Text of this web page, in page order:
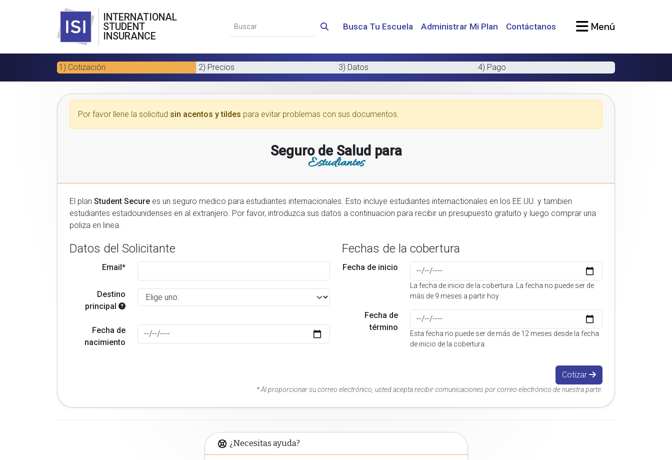
INTERNATIONAL
STUDENT
INSURANCE
Busca Tu Escuela Administrar Mi Plan Contáctanos Menú
1) Cotización 2) Precios 3) Datos 4) Pago
Por favor llene la solicitud sin acentos y tildes para evitar problemas con sus documentos.
Seguro de Salud para
Estudiantes
El plan Student Secure es un seguro medico para estudiantes internacionales. Esto incluye estudiantes internactionales en los EE.UU. y tambien
estudiantes estadounidenses en al extranjero. Por favor, introduzca sus datos a continuacion para recibir un presupuesto gratuito y luego comprar una
poliza en linea.
Datos del Solicitante
Email*
Destino
principal
Fecha de
nacimiento
Fechas de la cobertura
Fecha de inicio
La fecha de inicio de la cobertura. La fecha no puede ser de
más de 9 meses a partir hoy
Fecha de
término
Esta fecha no puede ser de más de 12 meses desde la fecha
de inicio de la cobertura.
Cotizar
* Al proporcionar su correo electrónico, usted acepta recibir comunicaciones por correo electrónico de nuestra parte.
¿Necesitas ayuda?